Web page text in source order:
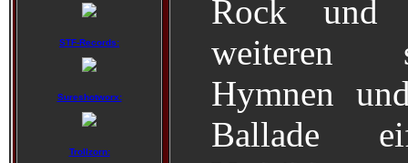
STF-Records:
Sureshotworx:
Trollzorn:
Rock und
weiteren
Hymnen
Ballade